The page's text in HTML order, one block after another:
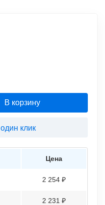
В корзину
клик
Цена
2 254 ₽
2 231 ₽